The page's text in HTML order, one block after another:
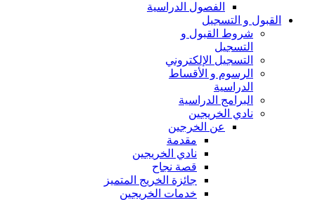
الفصول الدراسية
القبول و التسجيل
شروط القبول و
التسجيل
التسجيل الإلكتروني
الرسوم و الأقساط
الدراسية
البرامج الدراسية
نادي الخريجين
عن الخرجين
مقدمة
نادي الخريجين
قصة نجاح
جائزة الخريج المتميز
خدمات الخريجين